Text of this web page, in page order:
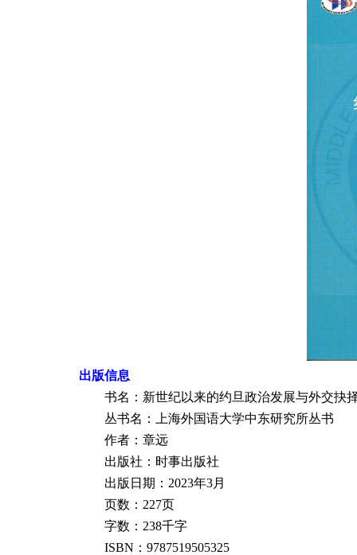
出版信息
书名： 新世纪以来的约旦政治发展与外交抉
丛书名：上海外国语大学中东研究所丛书
作者：章远
出版社：时事出版社
出版日期： 2023年3月
页数： 227页
字数：238千字
ISBN ： 9787519505325